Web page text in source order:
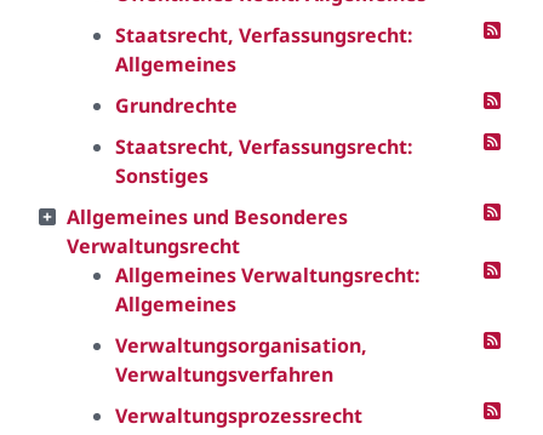
Staatsrecht, Verfassungsrecht:
Allgemeines
Grundrechte
Staatsrecht, Verfassungsrecht:
Sonstiges
Allgemeines und Besonderes
Verwaltungsrecht
Allgemeines Verwaltungsrecht:
Allgemeines
Verwaltungsorganisation,
Verwaltungsverfahren
Verwaltungsprozessrecht